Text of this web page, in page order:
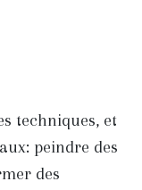
techniques, et
peindre des
des